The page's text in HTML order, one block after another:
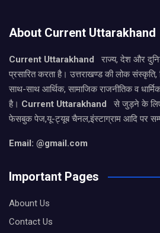
About Current Uttarakhand
Current Uttarakhand
राज्य, देश और
प्रसारित करता है। उत्तराखण्ड की लोक संस्कृति,
साथ-साथ आर्थिक, सामाजिक राजनीतिक व
है। Current Uttarakhand
से जुड़ने के लिए
फेसबुक पेज,यू-ट्यूब चैनल,इंस्टाग्राम आदि पर
Email: @gmail.com
Important Pages
Abount Us
Contact Us